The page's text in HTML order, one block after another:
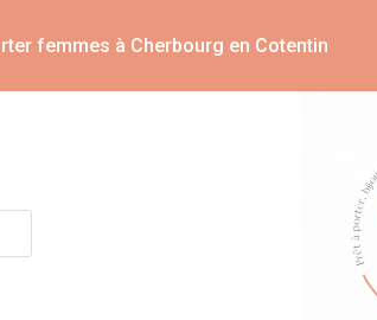
femmes à Cherbourg en Cotentin